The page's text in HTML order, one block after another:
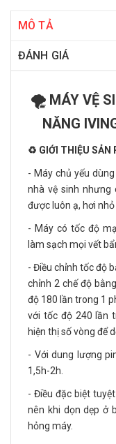
MÔ TẢ
ĐÁNH GIÁ
🌪️ MÁY VỆ
NĂNG
♻️ GIỚI THIỆU SẢN
- Máy chủ yếu
nhà vệ sinh nhưng
được luôn ạ, hơi nhỏ
- Máy có tốc độ
làm sạch mọi vết
- Điều chỉnh tốc độ
chỉnh 2 chế độ
độ 180 lần trong 1
với tốc độ 240 lần
hiện thị số vòng để
- Với dung lượng
1,5h-2h.
- Điều đặc biệt
nên khi dọn dẹp ở
hỏng máy.